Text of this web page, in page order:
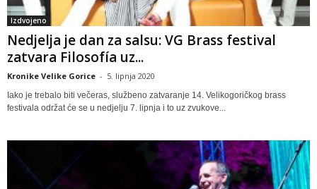
Izdvojeno
Nedjelja je dan za salsu: VG Brass festival
zatvara Filosofía uz...
Kronike Velike Gorice - 5. lipnja 2020
Iako je trebalo biti večeras, službeno zatvaranje 14. Velikogoričkog brass
festivala održat će se u nedjelju 7. lipnja i to uz zvukove...